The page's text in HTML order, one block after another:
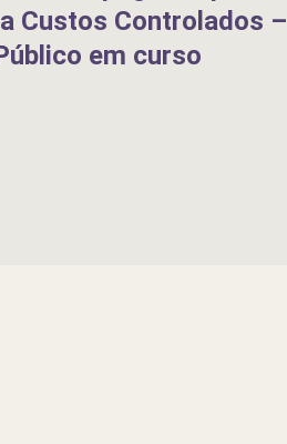
Custos Controlados –
em curso